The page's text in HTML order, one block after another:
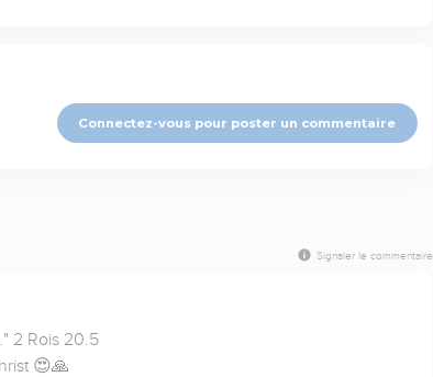
Connectez-vous pour poster un commentaire
Signaler le commentaire
2 Rois 20.5
😍🙏